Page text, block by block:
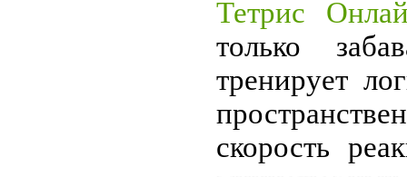
Тетрис
только
тренирует
скорость